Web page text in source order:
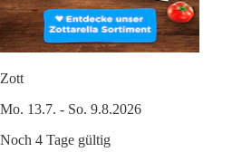
Zott
Mo. 13.7. - So. 9.8.2026
Noch 4 Tage gültig